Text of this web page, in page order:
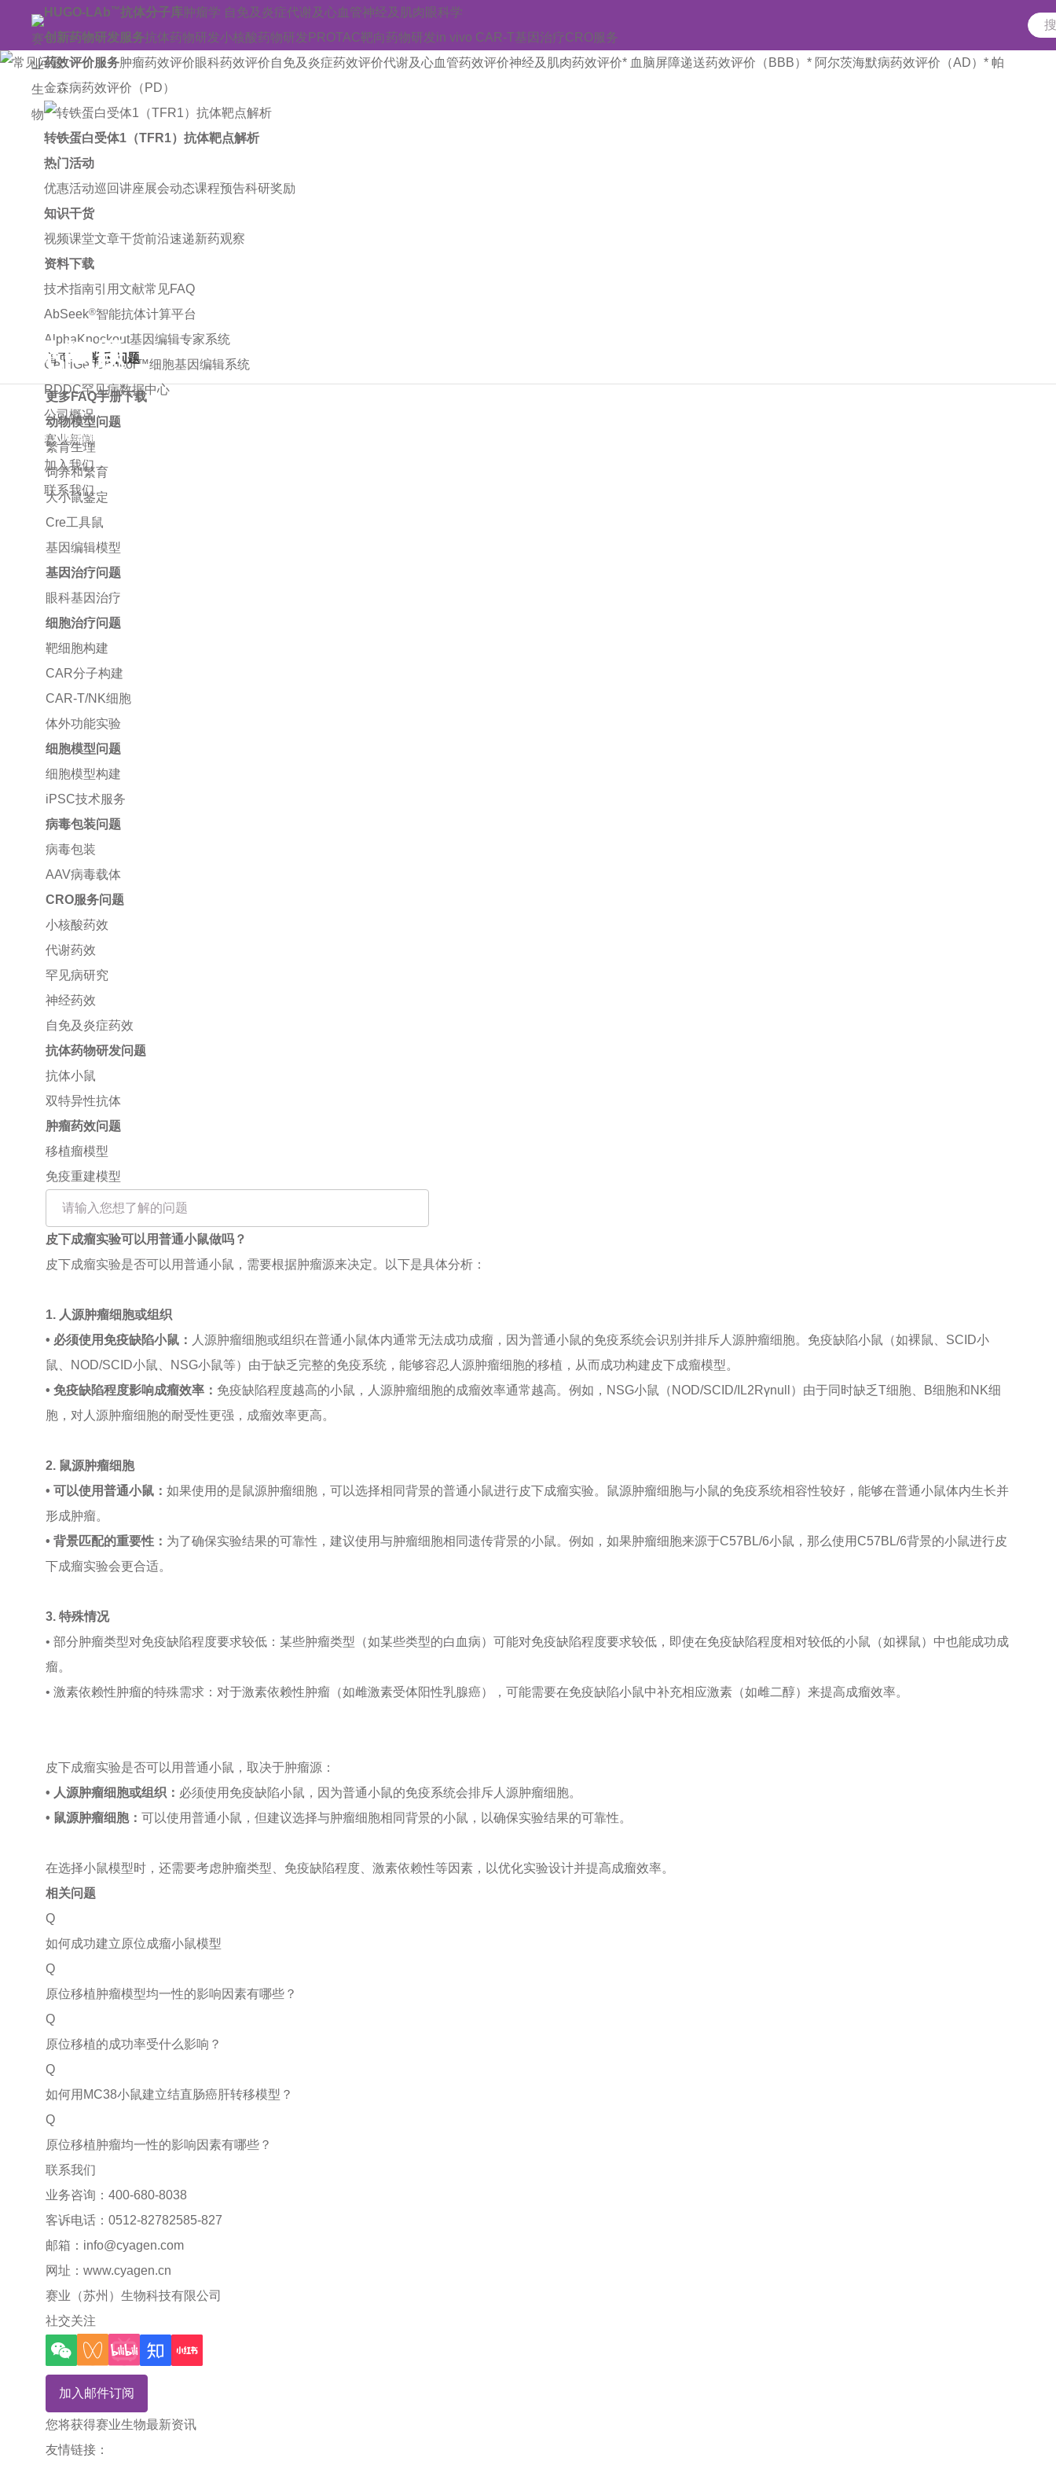
HUGO-LAb™抗体分子库肿瘤学 自免及炎症代谢及心血管神经及肌肉 眼科学
创新药物研发服务抗体药物研发小核酸药物研发 PROTAC靶向药物研发in vivo CAR-T基因治疗CRO服务
药效评价服务肿瘤药效评价眼科药效评价自免及炎症药效评价代谢及心血管药效评价神经及肌肉药效评价* 血脑屏障递送药效评价（BBB） * 阿尔茨海默病药效评价（AD） * 帕
金森病药效评价（PD）
转铁蛋白受体1（TFR1）抗体靶点解析
热门活动
优惠活动巡回讲座展会动态课程预告科研奖励
知识干货
视频课堂文章干货前沿速递新药观察
资料下载
技术指南引用文献常见FAQ
AbSeek®智能抗体计算平台
AlphaKnockout基因编辑专家系统
Cell iGeneEditor™细胞基因编辑系统
RDDC罕见病数据中心
公司概况
赛业新闻
加入我们
联系我们
常见问题
多类型常见问题解答
首页 常见问题
更多FAQ手册下载
动物模型问题
繁育生理
饲养和繁育
大小鼠鉴定
Cre工具鼠
基因编辑模型
基因治疗问题
眼科基因治疗
细胞治疗问题
靶细胞构建
CAR分子构建
CAR-T/NK细胞
体外功能实验
细胞模型问题
细胞模型构建
iPSC技术服务
病毒包装问题
病毒包装
AAV病毒载体
CRO服务问题
小核酸药效
代谢药效
罕见病研究
神经药效
自免及炎症药效
抗体药物研发问题
抗体小鼠
双特异性抗体
肿瘤药效问题
移植瘤模型
免疫重建模型
皮下成瘤实验可以用普通小鼠做吗？
皮下成瘤实验是否可以用普通小鼠，需要根据肿瘤源来决定。以下是具体分析：
1. 人源肿瘤细胞或组织
• 必须使用免疫缺陷小鼠： 人源肿瘤细胞或组织在普通小鼠体内通常无法成功成瘤，因为普通小鼠的免疫系统会识别并排斥人源肿瘤细胞。免疫缺陷小鼠（如裸鼠、SCID小
鼠、NOD/SCID小鼠、NSG小鼠等）由于缺乏完整的免疫系统，能够容忍人源肿瘤细胞的移植，从而成功构建皮下成瘤模型。
• 免疫缺陷程度影响成瘤效率： 免疫缺陷程度越高的小鼠，人源肿瘤细胞的成瘤效率通常越高。例如，NSG小鼠（NOD/SCID/IL2Rγnull）由于同时缺乏T细胞、B细胞和NK细
胞，对人源肿瘤细胞的耐受性更强，成瘤效率更高。
2. 鼠源肿瘤细胞
• 可以使用普通小鼠： 如果使用的是鼠源肿瘤细胞，可以选择相同背景的普通小鼠进行皮下成瘤实验。鼠源肿瘤细胞与小鼠的免疫系统相容性较好，能够在普通小鼠体内生长并
形成肿瘤。
• 背景匹配的重要性： 为了确保实验结果的可靠性，建议使用与肿瘤细胞相同遗传背景的小鼠。例如，如果肿瘤细胞来源于C57BL/6小鼠，那么使用C57BL/6背景的小鼠进行皮
下成瘤实验会更合适。
3. 特殊情况
• 部分肿瘤类型对免疫缺陷程度要求较低：某些肿瘤类型（如某些类型的白血病）可能对免疫缺陷程度要求较低，即使在免疫缺陷程度相对较低的小鼠（如裸鼠）中也能成功成
瘤。
• 激素依赖性肿瘤的特殊需求：对于激素依赖性肿瘤（如雌激素受体阳性乳腺癌），可能需要在免疫缺陷小鼠中补充相应激素（如雌二醇）来提高成瘤效率。
皮下成瘤实验是否可以用普通小鼠，取决于肿瘤源：
• 人源肿瘤细胞或组织： 必须使用免疫缺陷小鼠，因为普通小鼠的免疫系统会排斥人源肿瘤细胞。
• 鼠源肿瘤细胞： 可以使用普通小鼠，但建议选择与肿瘤细胞相同背景的小鼠，以确保实验结果的可靠性。
在选择小鼠模型时，还需要考虑肿瘤类型、免疫缺陷程度、激素依赖性等因素，以优化实验设计并提高成瘤效率。
相关问题
Q
如何成功建立原位成瘤小鼠模型
Q
原位移植肿瘤模型均一性的影响因素有哪些？
Q
原位移植的成功率受什么影响？
Q
如何用MC38小鼠建立结直肠癌肝转移模型？
Q
原位移植肿瘤均一性的影响因素有哪些？
联系我们
业务咨询：400-680-8038
客诉电话：0512-82782585-827
邮箱： info@cyagen.com
网址： www.cyagen.cn
赛业（苏州）生物科技有限公司
社交关注
加入邮件订阅
您将获得赛业生物最新资讯
友情链接：